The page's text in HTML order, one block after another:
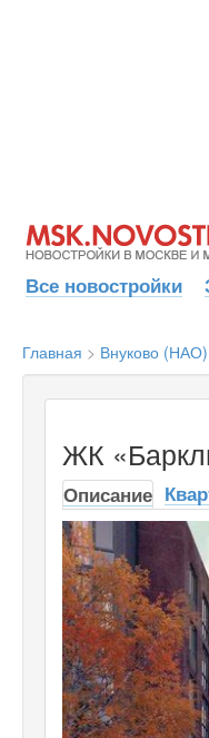
Все новостройки
Главная > Внуково
ЖК
Описание